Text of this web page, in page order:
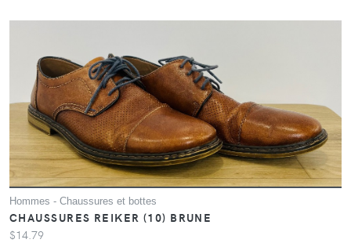
Hommes - Chaussures et bottes
CHAUSSURES REIKER (10) BRUNE
$14.79